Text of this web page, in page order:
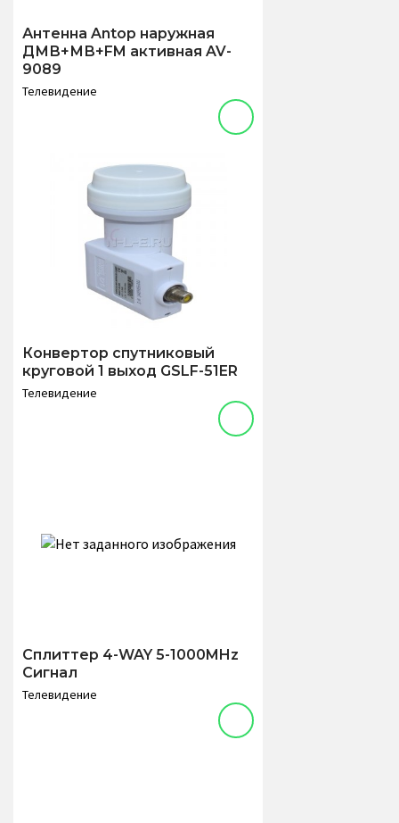
Антенна Antop наружная
ДМВ+МВ+FM активная AV-
9089
Телевидение
Конвертор спутниковый
круговой 1 выход GSLF-51ER
Телевидение
Сплиттер 4-WAY 5-1000MHz
Сигнал
Телевидение